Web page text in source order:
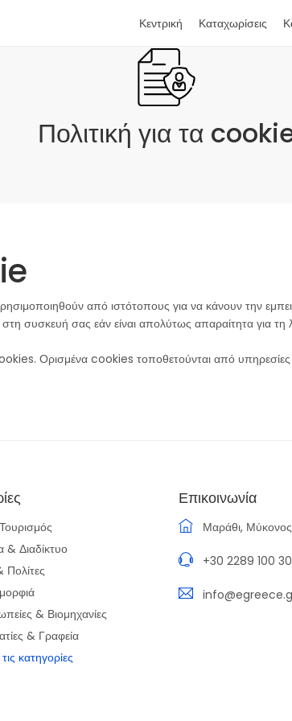
Πολιτική για τα
από ιστότοπους για να κάνουν την
συσκευή σας εάν είναι απολύτως απαραίτητα για τη
Ορισμένα cookies τοποθετούνται από υπηρεσίες
& Διαδίκτυο
Πολίτες
& Βιομηχανίες
& Γραφεία
κατηγορίες
Επικοινωνία
Μαράθι,
+30 2289 100
Κεντρική Καταχωρίσεις